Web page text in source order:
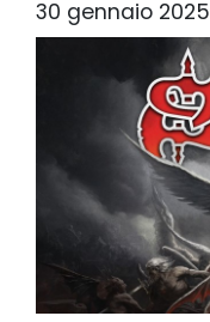
30 gennaio 2025